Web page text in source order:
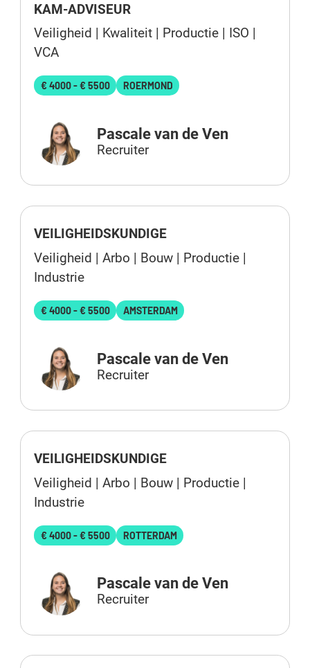
KAM-ADVISEUR
Veiligheid | Kwaliteit | Productie | ISO |
VCA
€ 4000 - € 5500 ROERMOND
Pascale van de Ven
Recruiter
VEILIGHEIDSKUNDIGE
Veiligheid | Arbo | Bouw | Productie |
Industrie
€ 4000 - € 5500 AMSTERDAM
Pascale van de Ven
Recruiter
VEILIGHEIDSKUNDIGE
Veiligheid | Arbo | Bouw | Productie |
Industrie
€ 4000 - € 5500 ROTTERDAM
Pascale van de Ven
Recruiter